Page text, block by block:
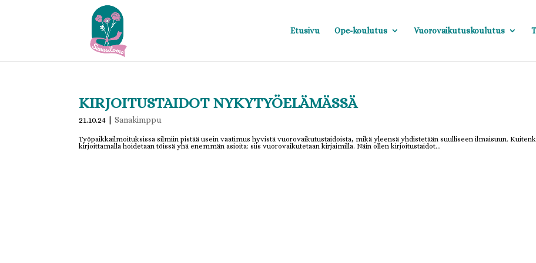
Etusivu Ope-koulutus Vuorovaikutuskoulutus
KIRJOITUSTAIDOT NYKYTYÖELÄMÄSSÄ
21.10.24 |Sanakimppu
Työpaikkailmoituksissa silmiin pistää usein vaatimus hyvistä vuorovaikutustaidoista, mikä yleensä yhdistetään suulliseen ilmaisuun.
kirjoittamalla hoidetaan töissä yhä enemmän asioita: siis vuorovaikutetaan kirjaimilla. Näin ollen kirjoitustaidot...